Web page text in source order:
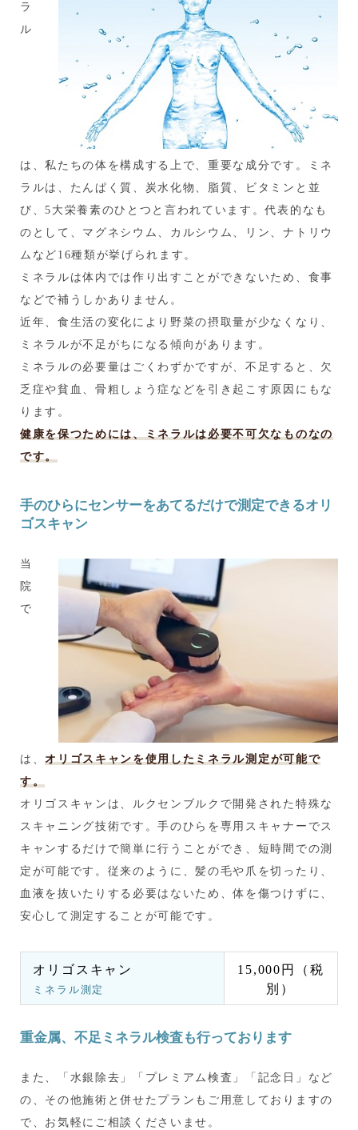
ラ
ル
は、私たちの体を構成する上で、重要な成分です。ミネ
ラルは、たんぱく質、炭水化物、脂質、ビタミンと並
び、5大栄養素のひとつと言われています。代表的なも
のとして、マグネシウム、カルシウム、リン、ナトリウ
ムなど16種類が挙げられます。
ミネラルは体内では作り出すことができないため、食事
などで補うしかありません。
近年、食生活の変化により野菜の摂取量が少なくなり、
ミネラルが不足がちになる傾向があります。
ミネラルの必要量はごくわずかですが、不足すると、欠
乏症や貧血、骨粗しょう症などを引き起こす原因にもな
ります。
健康を保つためには、ミネラルは必要不可欠なものなの
です。
手のひらにセンサーをあてるだけで測定できるオリ
ゴスキャン
当
院
で
は、オリゴスキャンを使用したミネラル測定が可能で
す。
オリゴスキャンは、ルクセンブルクで開発された特殊な
スキャニング技術です。手のひらを専用スキャナーでス
キャンするだけで簡単に行うことができ、短時間での測
定が可能です。従来のように、髪の毛や爪を切ったり、
血液を抜いたりする必要はないため、体を傷つけずに、
安心して測定することが可能です。
オリゴスキャン
ミネラル測定
15,000円（税
別）
重金属、不足ミネラル検査も行っております
また、「水銀除去」「プレミアム検査」「記念日」など
の、その他施術と併せたプランもご用意しておりますの
で、お気軽にご相談くださいませ。